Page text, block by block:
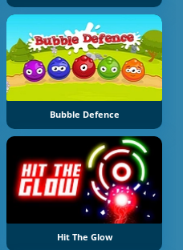
Bubble Defence
Hit The Glow